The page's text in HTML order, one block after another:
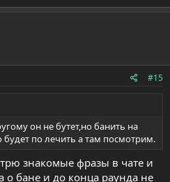
#15
он не бутет,но банить на
будет по лечить а там посмотрим.
знакомые фразы в чате и
бане и до конца раунда не